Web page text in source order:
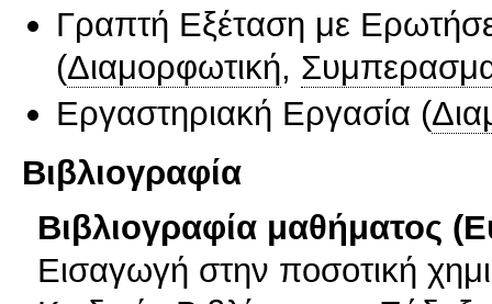
Γραπτή Εξέταση με
(Διαμορφωτική,
Εργαστηριακή Εργασία (
Βιβλιογραφία
Βιβλιογραφία μαθήματος
Εισαγωγή στην ποσοτική